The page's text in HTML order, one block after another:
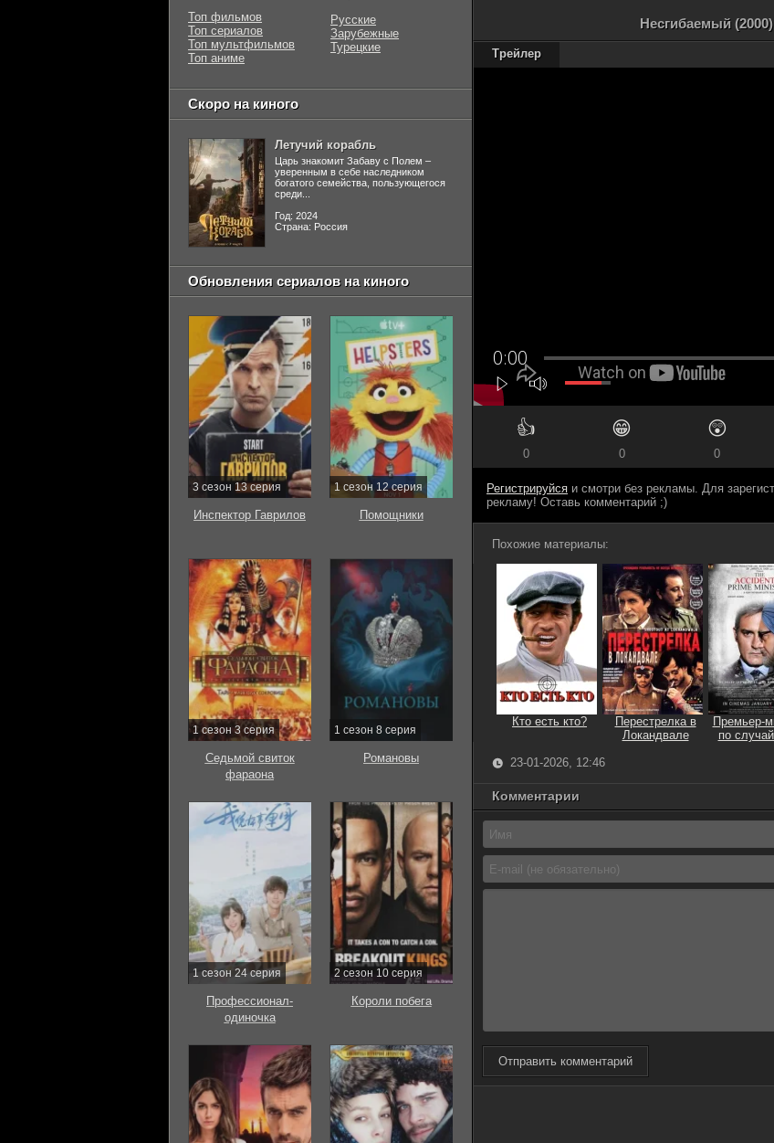
Несгибаемый
Трейлер
👍
0
😁
0
😲
0
Регистрируйся и смотри без рекламы. Для
рекламу! Оставь комментарий ;)
Похожие материалы:
Кто есть кто?
Перестрелка в
Локандвале
Премьер-
по
23-01-2026, 12:46
Комментарии
Отправить комментарий
Топ фильмов
Топ сериалов
Топ мультфильмов
Топ аниме
Русские
Зарубежные
Турецкие
Скоро на киного
Летучий корабль
Царь знакомит Забаву с Полем –
уверенным в себе наследником
богатого семейства, пользующегося
среди...
Год: 2024
Страна: Россия
Обновления сериалов на киного
3 сезон 13 серия
Инспектор Гаврилов
1 сезон 12 серия
Помощники
1 сезон 3 серия
Седьмой свиток
фараона
1 сезон 8 серия
Романовы
1 сезон 24 серия
Профессионал-
одиночка
2 сезон 10 серия
Короли побега